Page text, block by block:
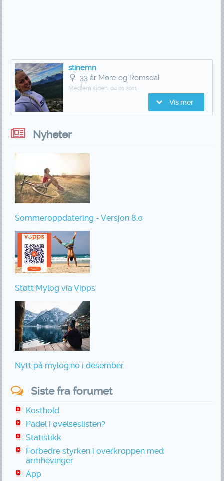
stinemn
33 år Møre og Romsdal
Medlem siden: 04.01.2011
Vis mer
Nyheter
Sommeroppdatering - Versjon 8.0
Støtt Mylog via Vipps
Nytt på mylog.no i desember
Siste fra forumet
Kosthold
Padel i øvelseslisten?
Statistikk
Forbedre styrken i overkroppen med
armhevinger
App